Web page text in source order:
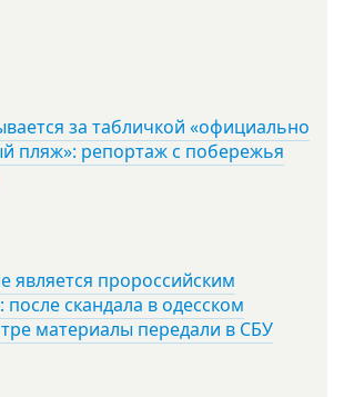
за табличкой «официально
пляж»: репортаж с побережья
является пророссийским
после скандала в одесском
материалы передали в СБУ